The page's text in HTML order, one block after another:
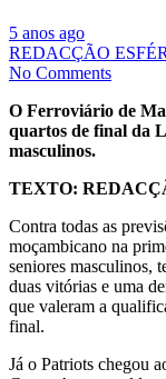
5 anos ago
REDACÇÃO
No Comments
O Ferroviário de
quartos de final da
masculinos.
TEXTO:
Contra todas as
moçambicano na
seniores masculinos,
duas vitórias e uma
que valeram a
final.
Já o Patriots chegou